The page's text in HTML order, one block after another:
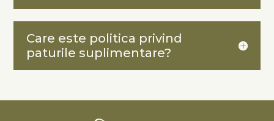
Care este politica privind
paturile suplimentare?